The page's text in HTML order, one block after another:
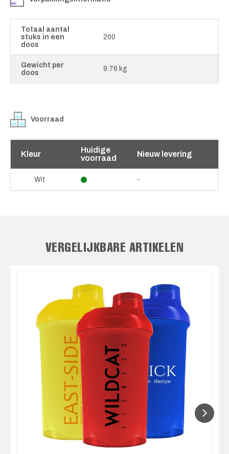
Totaal aantal
stuks in een
doos
200
Gewicht per
doos
9.76 kg
Voorraad
Kleur
Huidige
voorraad
Nieuw levering
Wit -
VERGELIJKBARE ARTIKELEN